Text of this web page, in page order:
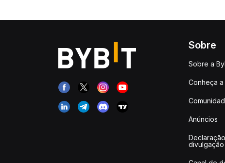
Sobre
Sobre a
Conheça a
Anúncios